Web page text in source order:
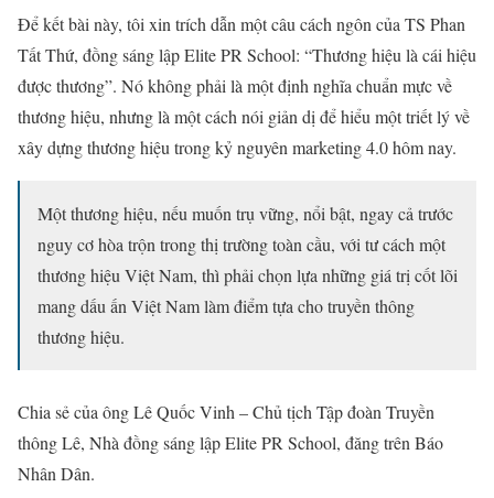
Để kết bài này, tôi xin trích dẫn một câu cách ngôn của TS Phan
Tất Thứ, đồng sáng lập Elite PR School: “Thương hiệu là cái hiệu
được thương”. Nó không phải là một định nghĩa chuẩn mực về
thương hiệu, nhưng là một cách nói giản dị để hiểu một triết lý về
xây dựng thương hiệu trong kỷ nguyên marketing 4.0 hôm nay.
Một thương hiệu, nếu muốn trụ vững, nổi bật, ngay cả trước
nguy cơ hòa trộn trong thị trường toàn cầu, với tư cách một
thương hiệu Việt Nam, thì phải chọn lựa những giá trị cốt lõi
mang dấu ấn Việt Nam làm điểm tựa cho truyền thông
thương hiệu.
Chia sẻ của ông Lê Quốc Vinh – Chủ tịch Tập đoàn Truyền
thông Lê, Nhà đồng sáng lập Elite PR School, đăng trên Báo
Nhân Dân.